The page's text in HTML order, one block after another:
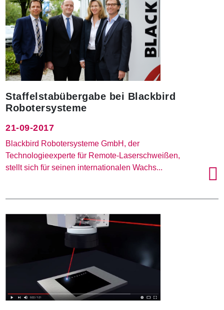
Staffelstabübergabe bei Blackbird
Robotersysteme
21-09-2017
Blackbird Robotersysteme GmbH, der
Technologieexperte für Remote-Laserschweißen,
stellt sich für seinen internationalen Wachs...